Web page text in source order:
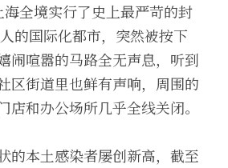
全境实行了史上最严苛的封
的国际化都市，突然被按下
闹喧嚣的马路全无声息，听到
区街道里也鲜有声响，周围的
店和办公场所几乎全线关闭。
的本土感染者屡创新高，截至